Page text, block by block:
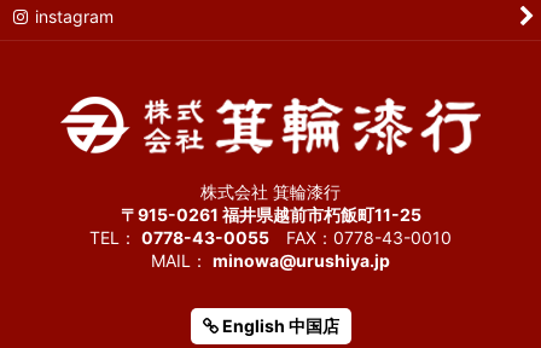
instagram
株式会社 箕輪漆行
〒915-0261 福井県越前市朽飯町11-25
TEL： 0778-43-0055 FAX：0778-43-0010
MAIL： minowa@urushiya.jp
English 中国店